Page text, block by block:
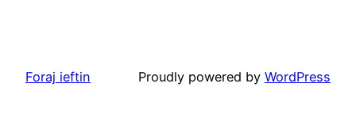
Foraj ieftin Proudly powered by WordPress